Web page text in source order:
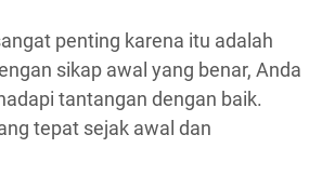
penting karena itu adalah
sikap awal yang benar, Anda
tantangan dengan baik.
tepat sejak awal dan